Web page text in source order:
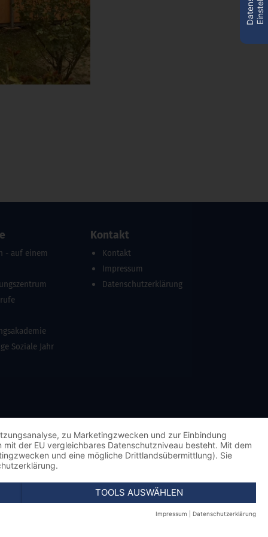
- auf einem
Soziale Jahr
Kontakt
Kontakt
Impressum
Datenschutzerklärung
zu Marketingzwecken und zur Einbindung
der EU vergleichbares Datenschutzniveau besteht. Mit dem
und eine mögliche Drittlandsübermittlung). Sie
TOOLS AUSWÄHLEN
Impressum Datenschutzerklärung